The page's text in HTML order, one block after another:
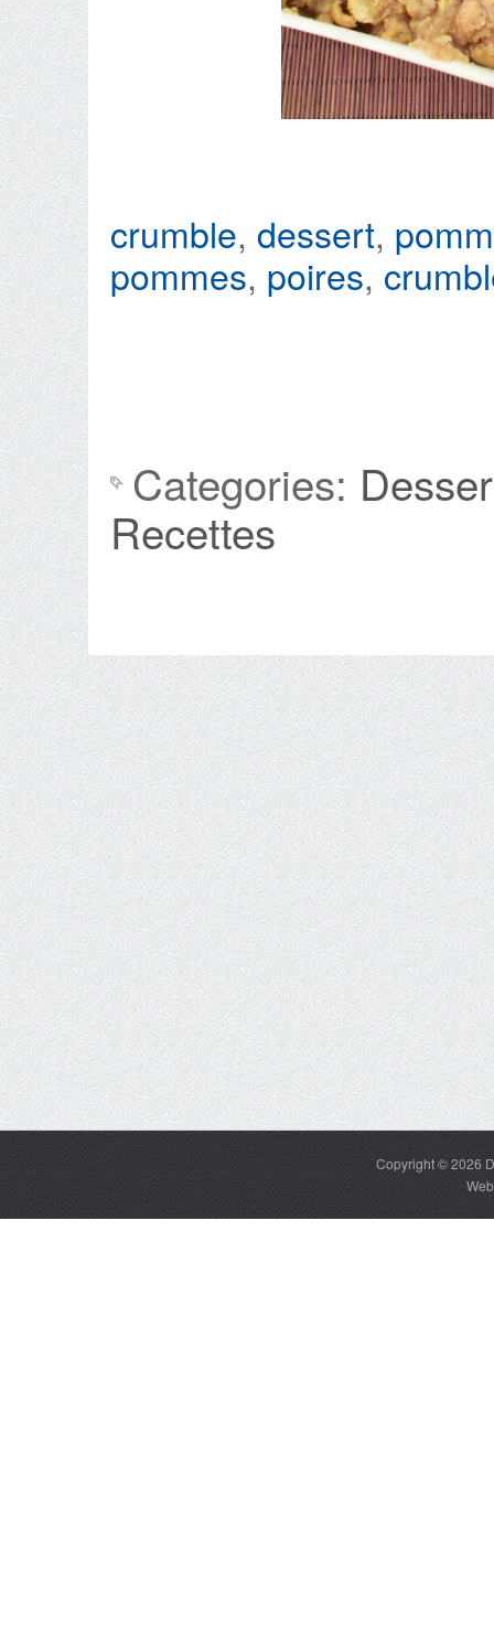
crumble, dessert,
pommes, poires,
Categories:
Recettes
Copyright © 2026